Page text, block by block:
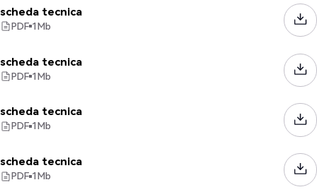
scheda tecnica
PDF 1Mb
scheda tecnica
PDF 1Mb
scheda tecnica
PDF 1Mb
scheda tecnica
PDF 1Mb